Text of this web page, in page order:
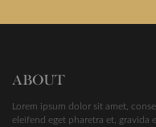
ABOUT
Lorem ipsum dolor sit amet,
eleifend eget pharetra et, gravida